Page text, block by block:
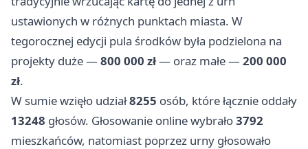
ustawionych w różnych punktach miasta. W
tegorocznej edycji pula środków była podzielona na
projekty duże — 800 000 zł— oraz małe — 200 000
zł.
W sumie wzięło udział8255 osób, które łącznie oddały
13248 głosów. Głosowanie online wybrało3792
mieszkańców, natomiast poprzez urny głosowało